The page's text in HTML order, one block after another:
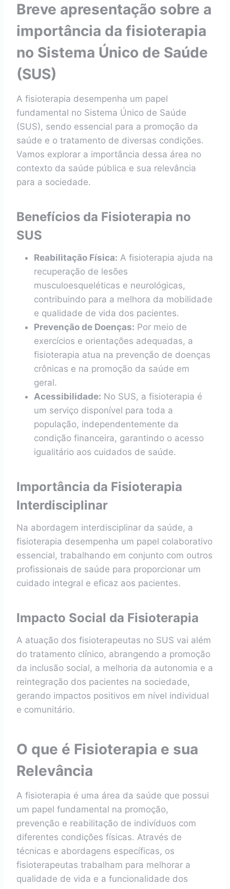
Breve apresentação sobre a
importância da fisioterapia
no Sistema Único de Saúde
(SUS)
A fisioterapia desempenha um papel
fundamental no Sistema Único de Saúde
(SUS), sendo essencial para a promoção da
saúde e o tratamento de diversas condições.
Vamos explorar a importância dessa área no
contexto da saúde pública e sua relevância
para a sociedade.
Benefícios da Fisioterapia no
SUS
Reabilitação Física: A fisioterapia ajuda na
recuperação de lesões
musculoesqueléticas e neurológicas,
contribuindo para a melhora da mobilidade
e qualidade de vida dos pacientes.
Prevenção de Doenças: Por meio de
exercícios e orientações adequadas, a
fisioterapia atua na prevenção de doenças
crônicas e na promoção da saúde em
geral.
Acessibilidade: No SUS, a fisioterapia é
um serviço disponível para toda a
população, independentemente da
condição financeira, garantindo o acesso
igualitário aos cuidados de saúde.
Importância da Fisioterapia
Interdisciplinar
Na abordagem interdisciplinar da saúde, a
fisioterapia desempenha um papel colaborativo
essencial, trabalhando em conjunto com outros
profissionais de saúde para proporcionar um
cuidado integral e eficaz aos pacientes.
Impacto Social da Fisioterapia
A atuação dos fisioterapeutas no SUS vai além
do tratamento clínico, abrangendo a promoção
da inclusão social, a melhoria da autonomia e a
reintegração dos pacientes na sociedade,
gerando impactos positivos em nível individual
e comunitário.
O que é Fisioterapia e sua
Relevância
A fisioterapia é uma área da saúde que possui
um papel fundamental na promoção,
prevenção e reabilitação de indivíduos com
diferentes condições físicas. Através de
técnicas e abordagens específicas, os
fisioterapeutas trabalham para melhorar a
qualidade de vida e a funcionalidade dos